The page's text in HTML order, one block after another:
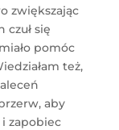
zwiększając
się
pomóc
też,
aby
zapobiec